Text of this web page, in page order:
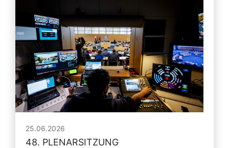
25.06.2026
48. PLENARSITZUNG